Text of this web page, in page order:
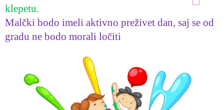
klepetu.
Malčki bodo imeli aktivno preživet dan, saj se od
gradu ne bodo morali ločiti